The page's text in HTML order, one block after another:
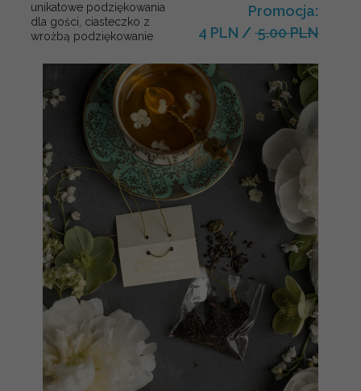
unikatowe podziękowania
dla gości, ciasteczko z
wrożbą podziękowanie
Promocja:
4 PLN / 5.00 PLN